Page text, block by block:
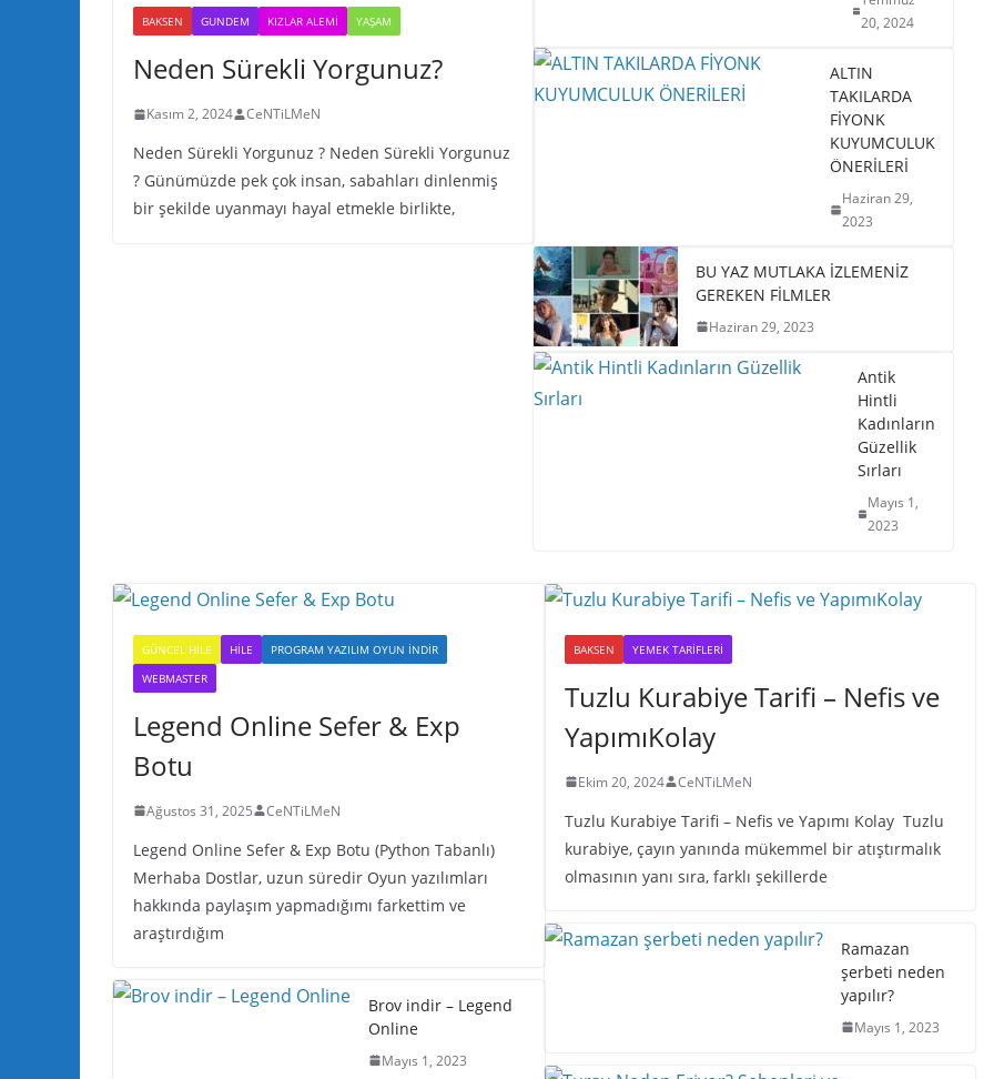
BAKSEN GUNDEM KIZLAR ALEMI YAŞAM
Neden Sürekli Yorgunuz?
Kasım 2, 2024 CeNTiLMeN
Neden Sürekli Yorgunuz ? Neden Sürekli Yorgunuz
? Günümüzde pek çok insan, sabahları dinlenmiş
bir şekilde uyanmayı hayal etmekle birlikte,
20, 2024
ALTIN
TAKILARDA
FİYONK
KUYUMCULUK
ÖNERİLERİ
Haziran 29,
2023
BU YAZ MUTLAKA İZLEMENİZ
GEREKEN FİLMLER
Haziran 29, 2023
Antik
Hintli
Kadınların
Güzellik
Sırları
Mayıs 1,
2023
GÜNCEL HILE HILE
PROGRAM YAZILIM OYUN INDIR
WEBMASTER
Legend Online Sefer & Exp
Botu
Ağustos 31, 2025 CeNTiLMeN
Legend Online Sefer & Exp Botu (Python Tabanlı)
Merhaba Dostlar, uzun süredir Oyun yazılımları
hakkında paylaşım yapmadığımı farkettim ve
araştırdığım
Brov indir – Legend
Online
Mayıs 1, 2023
BAKSEN YEMEK TARIFLERI
Tuzlu Kurabiye Tarifi – Nefis ve
YapımıKolay
Ekim 20, 2024 CeNTiLMeN
Tuzlu Kurabiye Tarifi – Nefis ve Yapımı Kolay Tuzlu
kurabiye, çayın yanında mükemmel bir atıştırmalık
olmasının yanı sıra, farklı şekillerde
Ramazan
şerbeti neden
yapılır?
Mayıs 1, 2023